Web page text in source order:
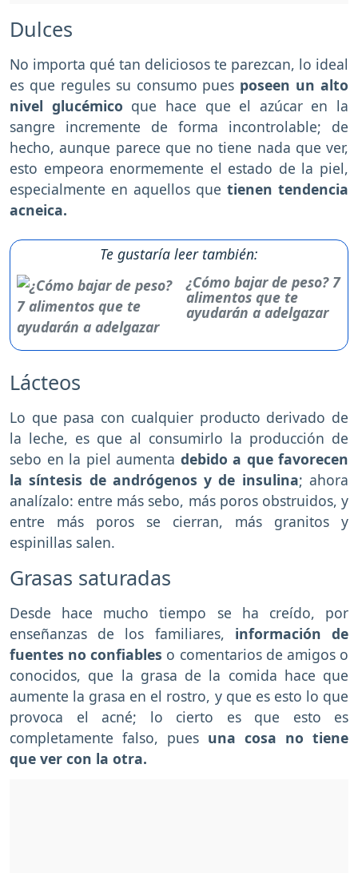
Dulces
No importa qué tan deliciosos te parezcan, lo ideal
es que regules su consumo pues poseen un alto
nivel glucémico que hace que el azúcar en la
sangre incremente de forma incontrolable; de
hecho, aunque parece que no tiene nada que ver,
esto empeora enormemente el estado de la piel,
especialmente en aquellos que tienen tendencia
acneica.
Te gustaría leer también:
¿Cómo bajar de peso? 7
alimentos que te
ayudarán a adelgazar
Lácteos
Lo que pasa con cualquier producto derivado de
la leche, es que al consumirlo la producción de
sebo en la piel aumenta debido a que favorecen
la síntesis de andrógenos y de insulina; ahora
analízalo: entre más sebo, más poros obstruidos, y
entre más poros se cierran, más granitos y
espinillas salen.
Grasas saturadas
Desde hace mucho tiempo se ha creído, por
enseñanzas de los familiares, información de
fuentes no confiables o comentarios de amigos o
conocidos, que la grasa de la comida hace que
aumente la grasa en el rostro, y que es esto lo que
provoca el acné; lo cierto es que esto es
completamente falso, pues una cosa no tiene
que ver con la otra.